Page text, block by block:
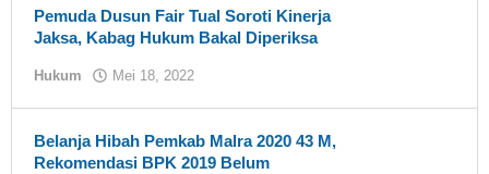
Pemuda Dusun Fair Tual Soroti Kinerja
Jaksa, Kabag Hukum Bakal Diperiksa
Hukum Mei 18, 2022
Belanja Hibah Pemkab Malra 2020 43 M,
Rekomendasi BPK 2019 Belum